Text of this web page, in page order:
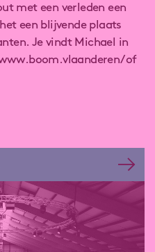
met een verleden een
een blijvende plaats
Je vindt Michael in
of
OP
contact
te tonen en het verkeer
accepteren, stem je ermee
te gebruiken.